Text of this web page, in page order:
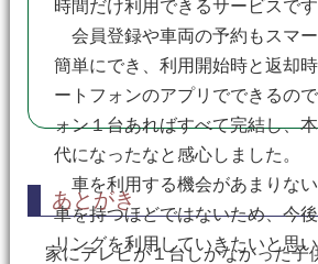
時間だけ利用できるサービスです
会員登録や車両の予約もスマ
簡単にでき、利用開始時と返却
ートフォンのアプリでできるの
ォン１台あればすべて完結し、
代になったなと感心しました。
車を利用する機会があまりない
車を持つほどではないため、今
リングを利用していきたいと思い
あとがき
家にテレビが１台しかなかった子